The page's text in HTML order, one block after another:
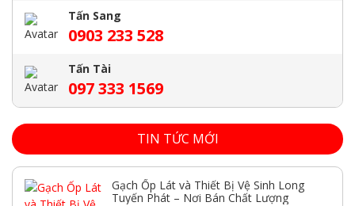
Tấn Sang
0903 233 528
Tấn Tài
097 333 1569
TIN TỨC MỚI
Gạch Ốp Lát và Thiết Bị Vệ Sinh Long
Tuyến Phát – Nơi Bán Chất Lượng